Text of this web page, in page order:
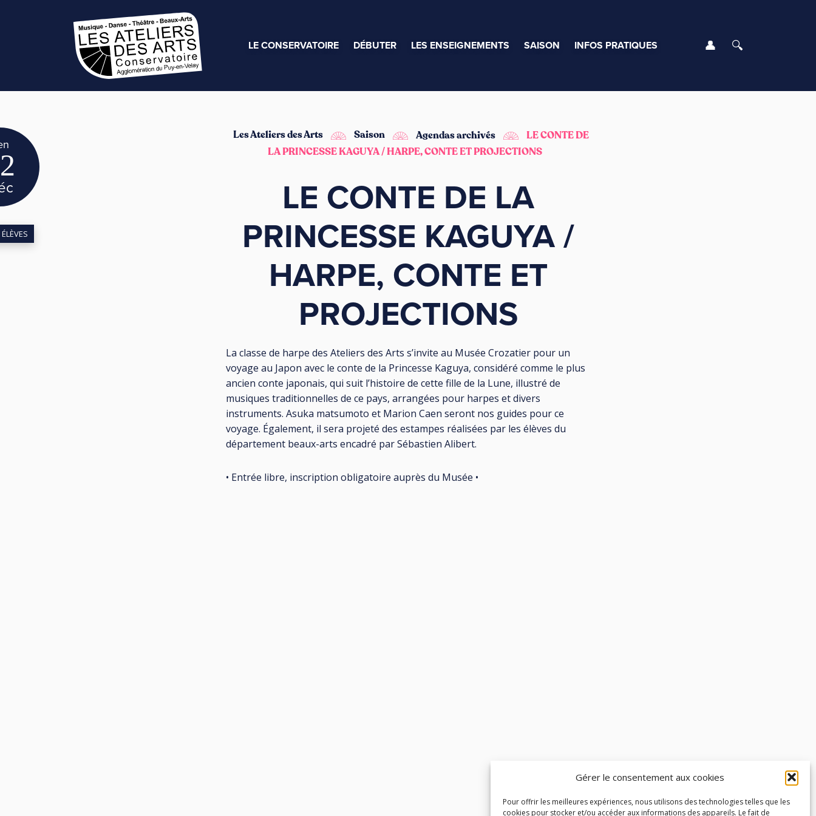
Gérer le consentement aux cookies
Pour offrir les meilleures expériences, nous utilisons des technologies telles que les
cookies pour stocker et/ou accéder aux informations des appareils. Le fait de
LE CONSERVATOIRE DÉBUTER LES ENSEIGNEMENTS SAISON INFOS PRATIQUES Se connecter
Les Ateliers des Arts Saison Agendas archivés
LE CONTE DE
LA PRINCESSE KAGUYA / HARPE, CONTE ET PROJECTIONS
LE CONTE DE LA
PRINCESSE KAGUYA /
HARPE, CONTE ET
PROJECTIONS
La classe de harpe des Ateliers des Arts s’invite au Musée Crozatier pour un
voyage au Japon avec le conte de la Princesse Kaguya, considéré comme le plus
ancien conte japonais, qui suit l’histoire de cette fille de la Lune, illustré de
musiques traditionnelles de ce pays, arrangées pour harpes et divers
instruments. Asuka matsumoto et Marion Caen seront nos guides pour ce
voyage. Également, il sera projeté des estampes réalisées par les élèves du
département beaux-arts encadré par Sébastien Alibert.
• Entrée libre, inscription obligatoire auprès du Musée •